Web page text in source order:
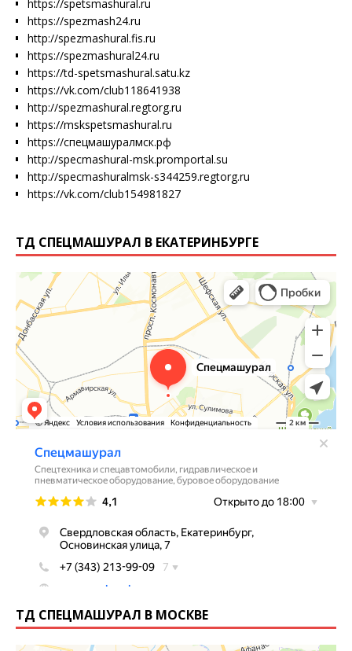
https://spetsmashural.ru
https://spezmash24.ru
http://spezmashural.fis.ru
https://spezmashural24.ru
https://td-spetsmashural.satu.kz
https://vk.com/club118641938
http://spezmashural.regtorg.ru
https://mskspetsmashural.ru
https://спецмашуралмск.рф
http://specmashural-msk.promportal.su
http://specmashuralmsk-s344259.regtorg.ru
https://vk.com/club154981827
ТД СПЕЦМАШУРАЛ В ЕКАТЕРИНБУРГЕ
ТД СПЕЦМАШУРАЛ В МОСКВЕ